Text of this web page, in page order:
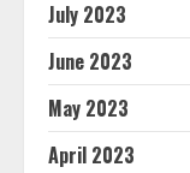
July 2023
June 2023
May 2023
April 2023